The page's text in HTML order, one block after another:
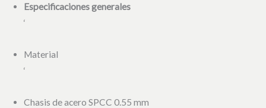
Especificaciones generales
‘
Material
‘
Chasis de acero SPCC 0.55 mm